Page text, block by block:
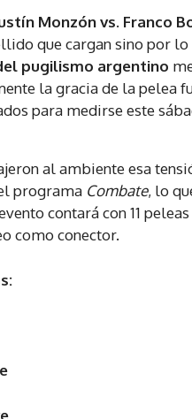
Monzón vs. Franco
que cargan sino por lo
pugilismo argentino
la gracia de la pelea
para medirse este
al ambiente esa
programa Combate, lo
contará con 11
como conector.